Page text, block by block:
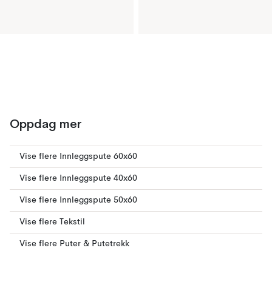
Oppdag mer
Vise flere Innleggspute 60x60
Vise flere Innleggspute 40x60
Vise flere Innleggspute 50x60
Vise flere Tekstil
Vise flere Puter & Putetrekk